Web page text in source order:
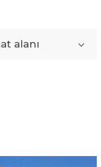
alanı